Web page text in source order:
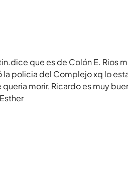
que es de Colón E. Rios
la policia del Complejo xq lo
morir, Ricardo es muy